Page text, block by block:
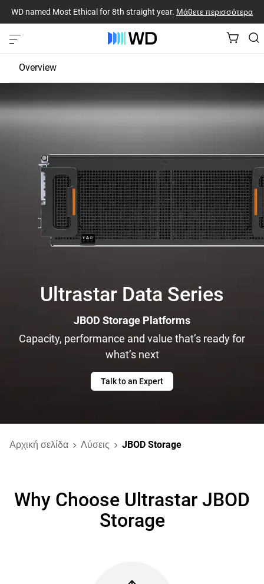
WD named Most Ethical for 8th straight year. Μάθετε περισσότερα
Overview
Fabric Bridge
Ultrastar Data Series
JBOD Storage Platforms
Capacity, performance and value that’s ready for
what’s next
Talk to an Expert
Αρχική σελίδα Λύσεις JBOD Storage
Why Choose Ultrastar JBOD
Storage